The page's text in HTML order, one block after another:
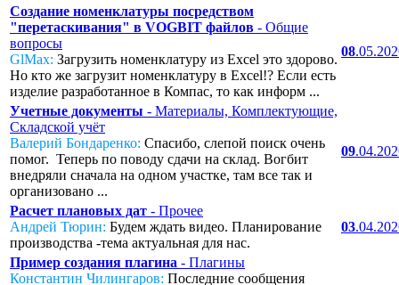
Создание номенклатуры посредством
"перетаскивания" в VOGBIT файлов - Общие
вопросы
GlMax: Загрузить номенклатуру из Excel это здорово.
Но кто же загрузит номенклатуру в Excel!? Если есть
изделие разработанное в Компас, то как информ ...
08
Учетные документы - Материалы, Комплектующие,
Складской учёт
Валерий Бондаренко: Спасибо, слепой поиск очень
помог. Теперь по поводу сдачи на склад. Вогбит
внедряли сначала на одном участке, там все так и
организовано ...
09
Расчет плановых дат - Прочее
Андрей Тюрин: Будем ждать видео. Планирование
производства -тема актуальная для нас.
03
Пример создания плагина - Плагины
Константин Чилингаров: Последние сообщения